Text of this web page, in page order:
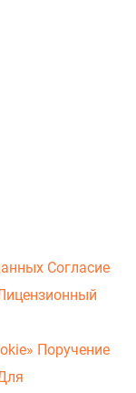
Согласие
Поручение